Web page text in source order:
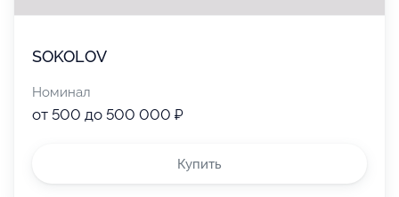
SOKOLOV
Номинал
от 500 до 500 000 ₽
Купить